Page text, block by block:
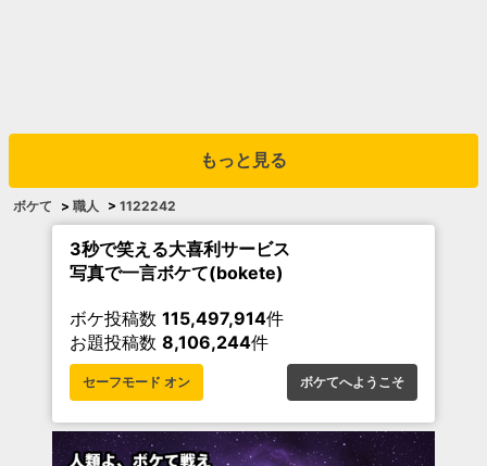
もっと見る
ボケて > 職人 > 1122242
3秒で笑える大喜利サービス
写真で一言ボケて(bokete)
ボケ投稿数 115,497,914件
お題投稿数 8,106,244件
セーフモード オン ボケてへようこそ